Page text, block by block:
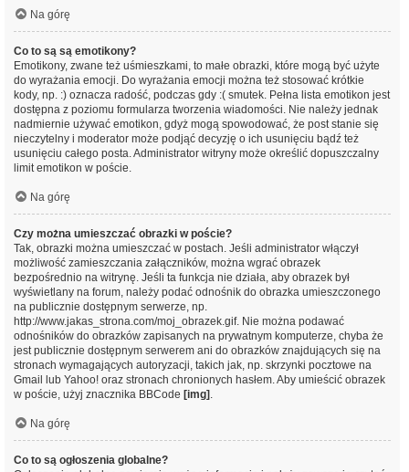
Na górę
Co to są są emotikony?
Emotikony, zwane też uśmieszkami, to małe obrazki, które mogą być użyte
do wyrażania emocji. Do wyrażania emocji można też stosować krótkie
kody, np. :) oznacza radość, podczas gdy :( smutek. Pełna lista emotikon jest
dostępna z poziomu formularza tworzenia wiadomości. Nie należy jednak
nadmiernie używać emotikon, gdyż mogą spowodować, że post stanie się
nieczytelny i moderator może podjąć decyzję o ich usunięciu bądź też
usunięciu całego posta. Administrator witryny może określić dopuszczalny
limit emotikon w poście.
Na górę
Czy można umieszczać obrazki w poście?
Tak, obrazki można umieszczać w postach. Jeśli administrator włączył
możliwość zamieszczania załączników, można wgrać obrazek
bezpośrednio na witrynę. Jeśli ta funkcja nie działa, aby obrazek był
wyświetlany na forum, należy podać odnośnik do obrazka umieszczonego
na publicznie dostępnym serwerze, np.
http://www.jakas_strona.com/moj_obrazek.gif. Nie można podawać
odnośników do obrazków zapisanych na prywatnym komputerze, chyba że
jest publicznie dostępnym serwerem ani do obrazków znajdujących się na
stronach wymagających autoryzacji, takich jak, np. skrzynki pocztowe na
Gmail lub Yahoo! oraz stronach chronionych hasłem. Aby umieścić obrazek
w poście, użyj znacznika BBCode [img] .
Na górę
Co to są ogłoszenia globalne?